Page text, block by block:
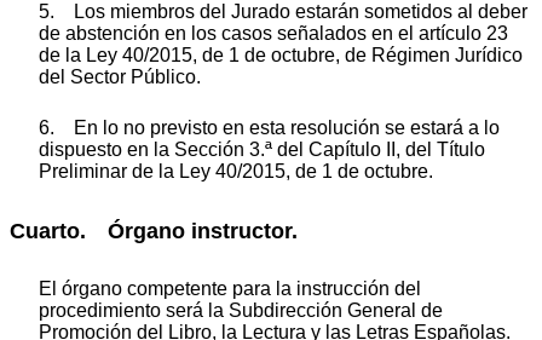
5. Los miembros del Jurado estarán sometidos al deber
de abstención en los casos señalados en el artículo 23
de la Ley 40/2015, de 1 de octubre, de Régimen Jurídico
del Sector Público.
6. En lo no previsto en esta resolución se estará a lo
dispuesto en la Sección 3.ª del Capítulo II, del Título
Preliminar de la Ley 40/2015, de 1 de octubre.
Cuarto. Órgano instructor.
El órgano competente para la instrucción del
procedimiento será la Subdirección General de
Promoción del Libro, la Lectura y las Letras Españolas.